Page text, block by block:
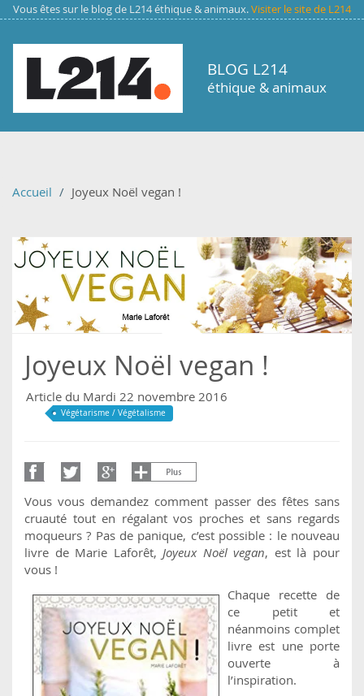
Aller au contenu principal
Vous êtes sur le blog de L214 éthique & animaux.Visiter le site de L214
BLOG L214
éthique & animaux
Accueil Joyeux Noël vegan !
Joyeux Noël vegan !
Article du Mardi 22 novembre 2016
Végétarisme / Végétalisme
Vous vous demandez comment passer des fêtes sans
cruauté tout en régalant vos proches et sans regards
moqueurs ? Pas de panique, c’est possible : le nouveau
livre de Marie Laforêt, Joyeux Noël vegan, est là pour
vous !
Chaque recette de
ce petit et
néanmoins complet
livre est une porte
ouverte à
l’inspiration.